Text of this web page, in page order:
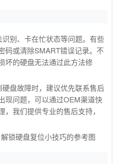
别、卡在忙状态等问题。有些
码或清除SMART错误记录。不
坏的硬盘无法通过此方法修
盘故障时，建议优先联系售后
现问题，可以通过OEM渠道快
我们提供专业的售后支持，